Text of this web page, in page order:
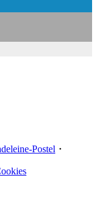
Postel ・